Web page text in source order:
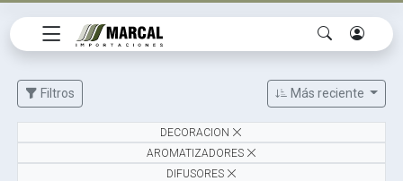
Filtros Más reciente
DECORACION
AROMATIZADORES
DIFUSORES